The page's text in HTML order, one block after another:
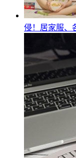
侵！居家服、